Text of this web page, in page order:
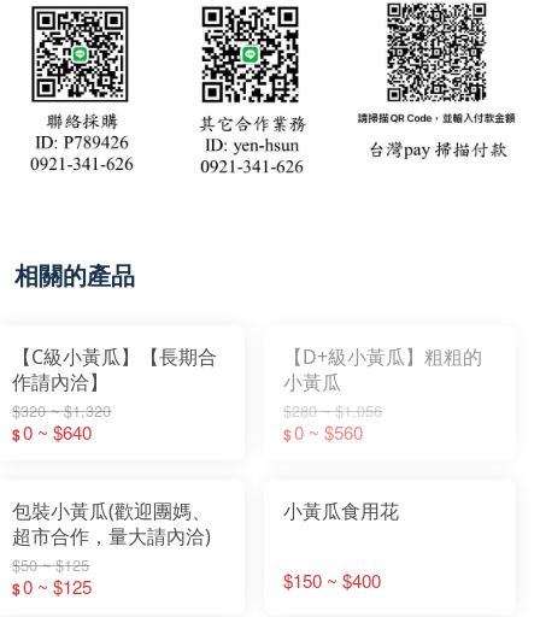
相關的產品
【C級小黃瓜】【長期合
作請內洽】
$320 ~ $1,320
$0 ~ $640
【D+級小黃瓜】粗粗的
小黃瓜
$280 ~ $1,056
$0 ~ $560
包裝小黃瓜(歡迎團媽、
超市合作，量大請內洽)
$50 ~ $125
$0 ~ $125
小黃瓜食用花
$150 ~ $400